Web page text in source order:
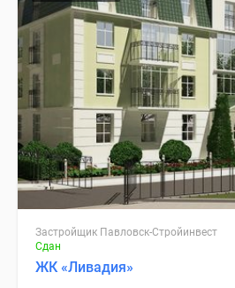
Застройщик Павловск-Стройинвест
Сдан
ЖК «Ливадия»